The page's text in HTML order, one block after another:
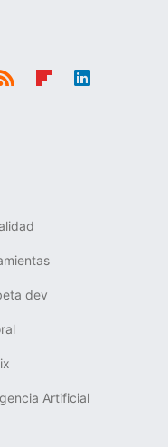
dev
Artificial